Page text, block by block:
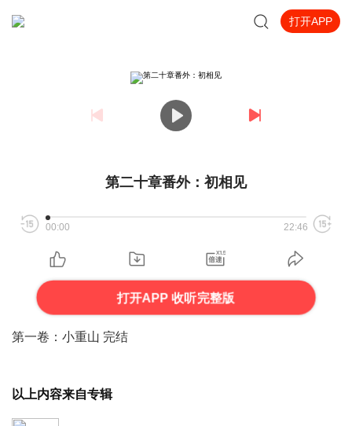
打开APP
第二十章番外：初相见
00:00 22:46
打开APP 收听完整版
第一卷：小重山 完结
以上内容来自专辑